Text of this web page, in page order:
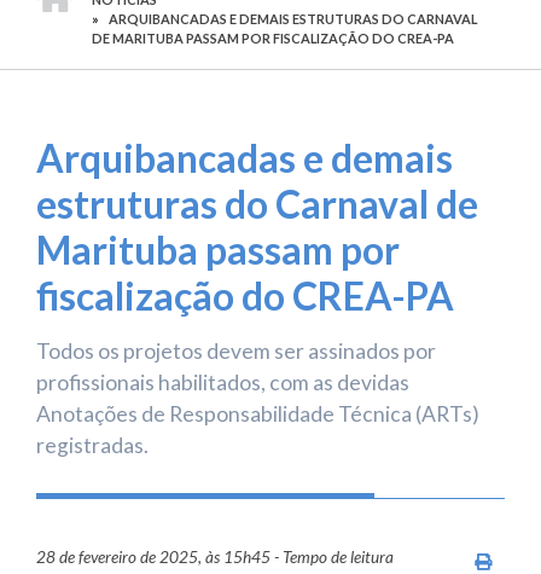
ARQUIBANCADAS E DEMAIS ESTRUTURAS DO CARNAVAL
DE MARITUBA PASSAM POR FISCALIZAÇÃO DO CREA-PA
Arquibancadas e demais
estruturas do Carnaval de
Marituba passam por
fiscalização do CREA-PA
Todos os projetos devem ser assinados por
profissionais habilitados, com as devidas
Anotações de Responsabilidade Técnica (ARTs)
registradas.
28 de fevereiro de 2025, às 15h45 - Tempo de leitura